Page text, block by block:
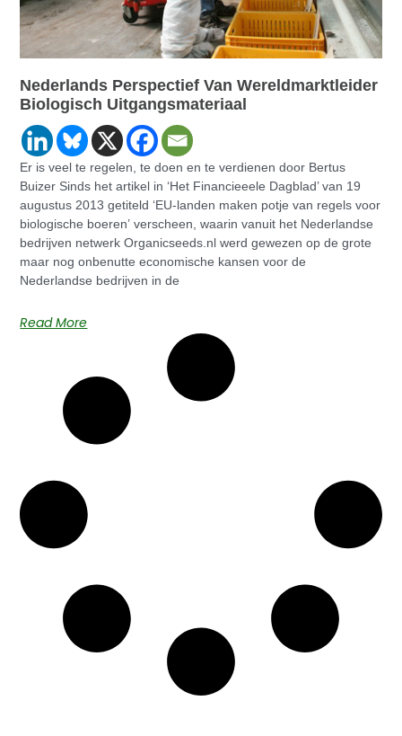
Nederlands Perspectief Van Wereldmarktleider
Biologisch Uitgangsmateriaal
Er is veel te regelen, te doen en te verdienen door Bertus
Buizer Sinds het artikel in ‘Het Financieeele Dagblad’ van 19
augustus 2013 getiteld ‘EU-landen maken potje van regels voor
biologische boeren’ verscheen, waarin vanuit het Nederlandse
bedrijven netwerk Organicseeds.nl werd gewezen op de grote
maar nog onbenutte economische kansen voor de
Nederlandse bedrijven in de
Read More